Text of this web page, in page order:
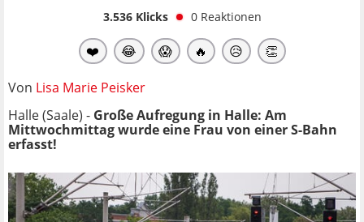
3.536Klicks 0 Reaktionen
❤️ 😂 😱 🔥 😥 👏
Von Lisa Marie Peisker
Halle (Saale) - Große Aufregung in Halle: Am
Mittwochmittag wurde eine Frau von einer S-Bahn
erfasst!